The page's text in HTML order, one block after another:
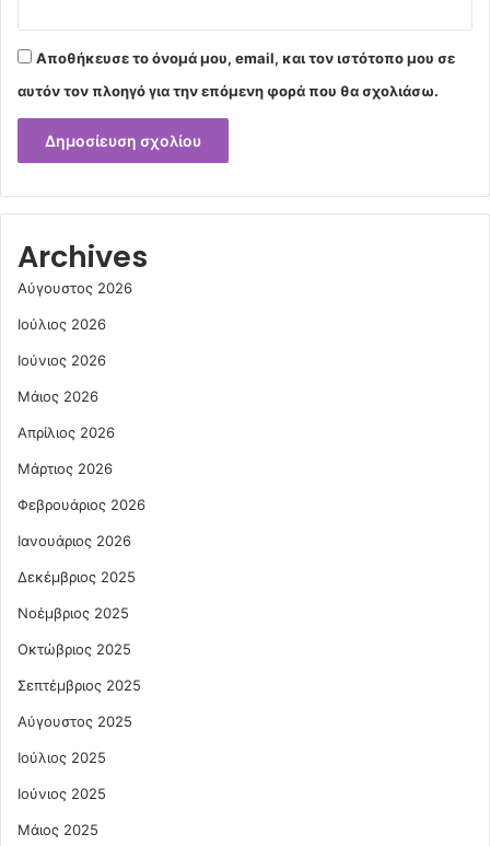
Αποθήκευσε το όνομά μου, email, και τον ιστότοπο μου σε
αυτόν τον πλοηγό για την επόμενη φορά που θα σχολιάσω.
Archives
Αύγουστος 2026
Ιούλιος 2026
Ιούνιος 2026
Μάιος 2026
Απρίλιος 2026
Μάρτιος 2026
Φεβρουάριος 2026
Ιανουάριος 2026
Δεκέμβριος 2025
Νοέμβριος 2025
Οκτώβριος 2025
Σεπτέμβριος 2025
Αύγουστος 2025
Ιούλιος 2025
Ιούνιος 2025
Μάιος 2025